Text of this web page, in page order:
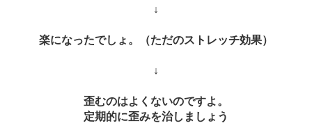
↓
楽になったでしょ。（ただのストレッチ効果）
↓
歪むのはよくないのですよ。
定期的に歪みを治しましょう